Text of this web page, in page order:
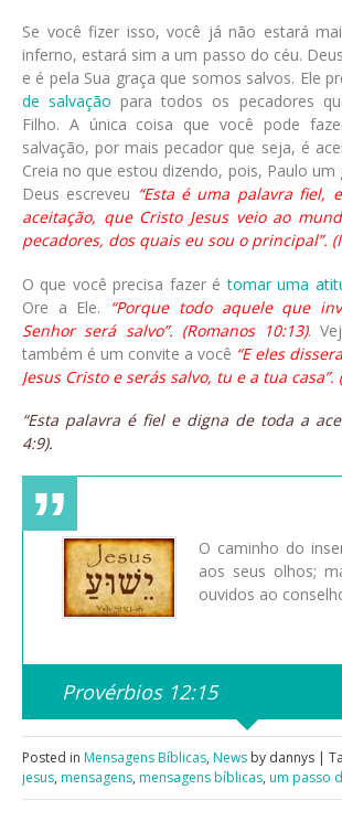
Se você fizer isso, você já não estará
inferno, estará sim a um passo do céu.
e é pela Sua graça que somos salvos. Ele
de salvação para todos os pecadores
Filho. A única coisa que você pode
salvação, por mais pecador que seja, é
Creia no que estou dizendo, pois, Paulo
Deus escreveu “Esta é uma palavra fiel,
aceitação, que Cristo Jesus veio ao
pecadores, dos quais eu sou o principal”.
O que você precisa fazer étomar uma
Ore a Ele. “Porque todo aquele que
Senhor será salvo”. (Romanos 10:13).
também é um convite a você “E eles
Jesus Cristo e serás salvo, tu e a tua casa”.
“Esta palavra é fiel e digna de toda a
4:9).
O caminho do
aos seus olhos;
ouvidos ao
Provérbios 12:15
Posted in Mensagens Bíblicas, News by dannys |
jesus, mensagens, mensagens bíblicas, um passo